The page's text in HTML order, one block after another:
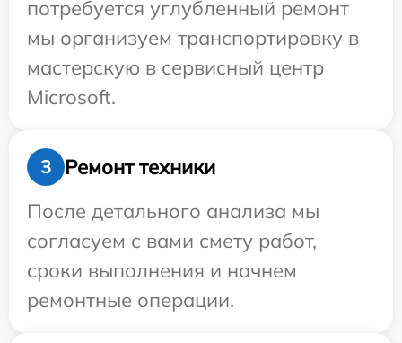
потребуется углубленный ремонт
мы организуем транспортировку в
мастерскую в сервисный центр
Microsoft.
3
Ремонт техники
После детального анализа мы
согласуем с вами смету работ,
сроки выполнения и начнем
ремонтные операции.